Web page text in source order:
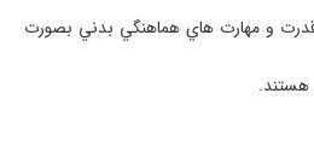
و مهارت هاي هماهنگي بدني بصورت
هستند.